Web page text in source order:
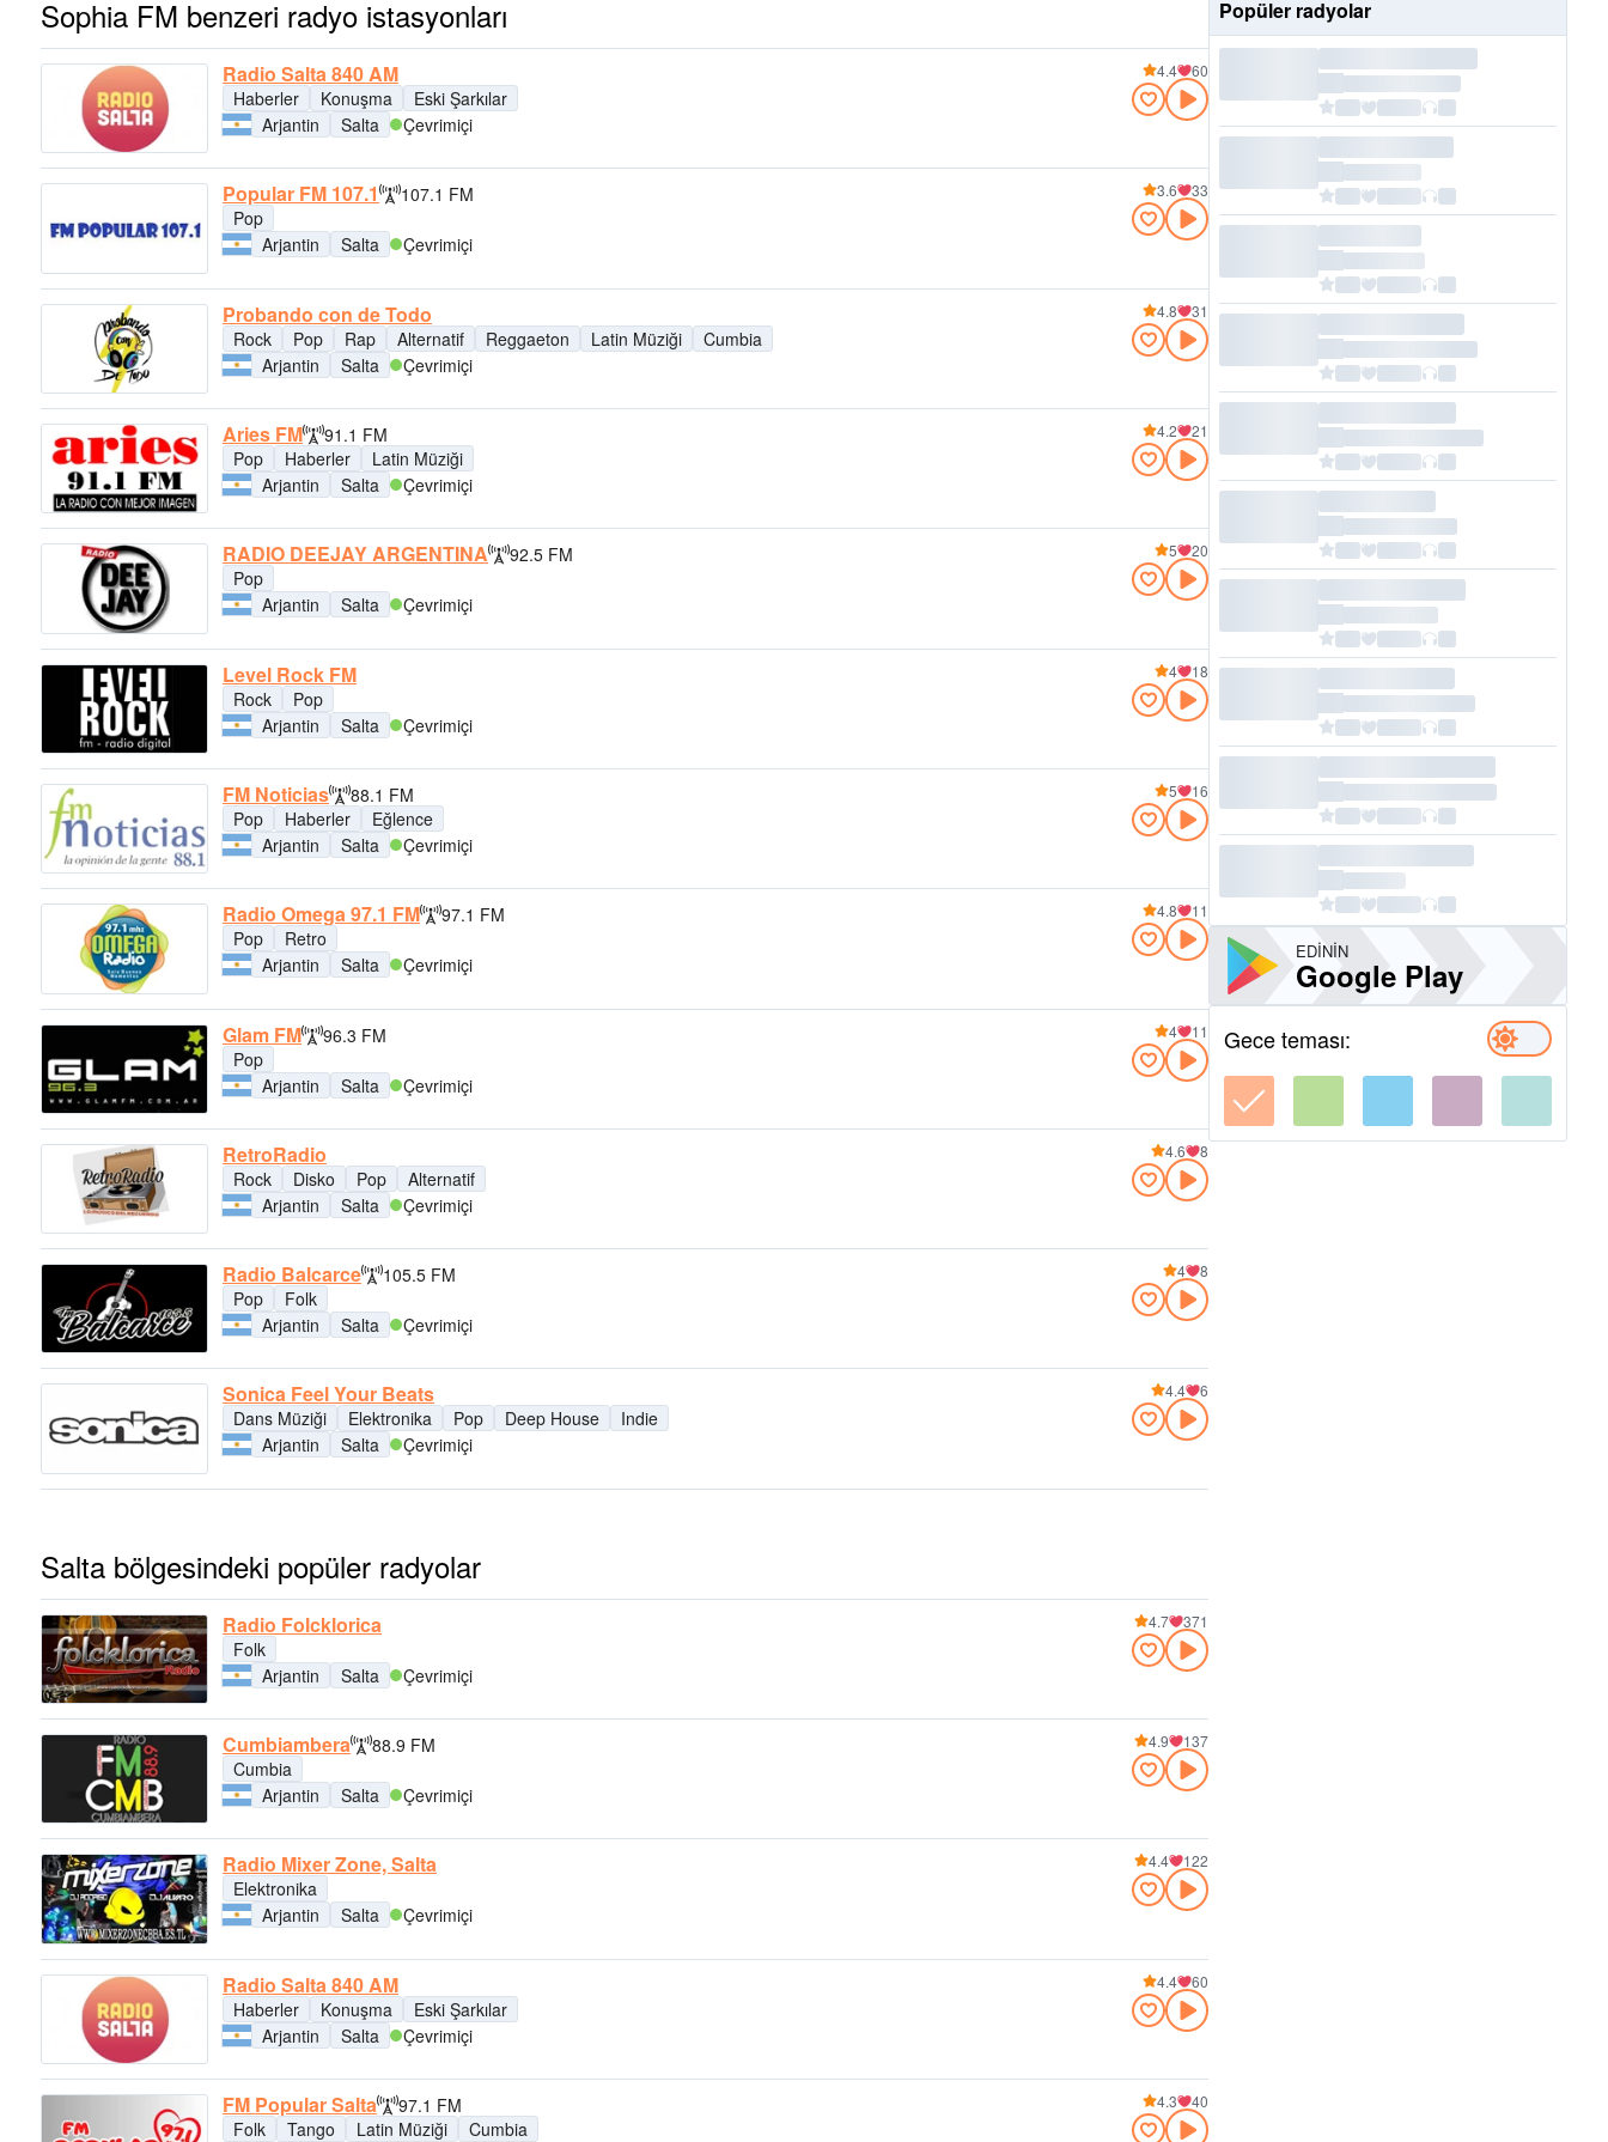
Sophia FM benzeri radyo istasyonları
Radio Salta 840 AM
Haberler Konuşma
Eski Şarkılar
Arjantin
Salta Çevrimiçi
4.4 60
Popular FM 107.1
107.1 FM
Pop
Arjantin
Salta Çevrimiçi
3.6 33
Probando con de Todo
Rock Pop Rap Alternatif Reggaeton Latin Müziği
Cumbia
Arjantin
Salta Çevrimiçi
4.8 31
Aries FM
91.1 FM
Pop
Haberler
Latin Müziği
Arjantin
Salta Çevrimiçi
4.2 21
RADIO DEEJAY ARGENTINA
92.5 FM
Pop
Arjantin
Salta Çevrimiçi
5 20
Level Rock FM
Rock
Pop
Arjantin
Salta Çevrimiçi
4 18
FM Noticias
88.1 FM
Pop
Haberler
Eğlence
Arjantin
Salta Çevrimiçi
5 16
Radio Omega 97.1 FM
97.1 FM
Pop
Retro
Arjantin
Salta Çevrimiçi
4.8 11
Glam FM
96.3 FM
Pop
Arjantin
Salta Çevrimiçi
4 11
RetroRadio
Rock Disko Pop
Alternatif
Arjantin
Salta Çevrimiçi
4.6 8
Radio Balcarce
105.5 FM
Pop
Folk
Arjantin
Salta Çevrimiçi
4 8
Sonica Feel Your Beats
Dans Müziği Elektronika Pop Deep House
Indie
Arjantin
Salta Çevrimiçi
4.4 6
Salta bölgesindeki popüler radyolar
Radio Folcklorica
Folk
Arjantin
Salta Çevrimiçi
4.7 371
Cumbiambera
88.9 FM
Cumbia
Arjantin
Salta Çevrimiçi
4.9 137
Radio Mixer Zone, Salta
Elektronika
Arjantin
Salta Çevrimiçi
4.4 122
Radio Salta 840 AM
Haberler Konuşma
Eski Şarkılar
Arjantin
Salta Çevrimiçi
4.4 60
FM Popular Salta
97.1 FM
Folk
Tango Latin Müziği
Cumbia
4.3 40
Popüler radyolar
EDININ
Google Play
Gece teması: